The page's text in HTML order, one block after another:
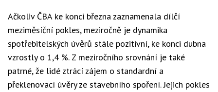
Ačkoliv ČBA ke konci března zaznamenala dílčí
meziměsíční pokles, meziročně je dynamika
spotřebitelských úvěrů stále pozitivní, ke konci dubna
vzrostly o 1,4 %. Z meziročního srovnání je také
patrné, že lidé ztrácí zájem o standardní a
překlenovací úvěry ze stavebního spoření. Jejich pokles